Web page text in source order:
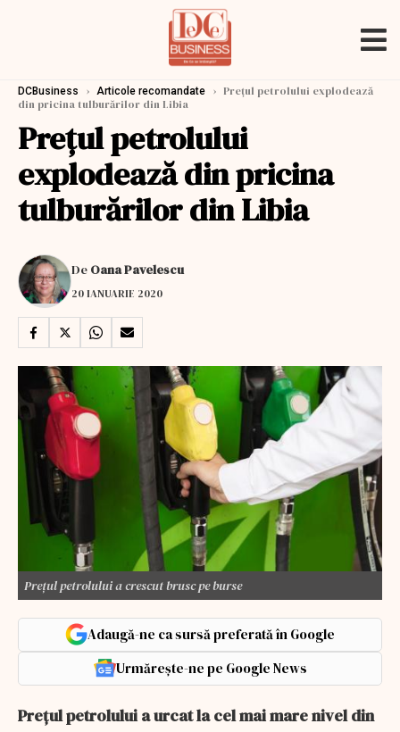
DCBusiness › Articole recomandate › Prețul petrolului explodează
din pricina tulburărilor din Libia
Prețul petrolului
explodează din pricina
tulburărilor din Libia
De Oana Pavelescu
20 IANUARIE 2020
Prețul petrolului a crescut brusc pe burse
Adaugă-ne ca sursă preferată în Google
Urmărește-ne pe Google News
Prețul petrolului a urcat la cel mai mare nivel din